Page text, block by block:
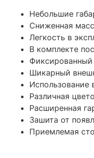
Небольшие
Сниженная
Легкость в
В комплекте
Шикарный
Использование
Различная
Расширенная
Зашита от
Приемлемая